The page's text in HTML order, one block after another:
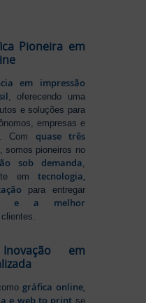
Pioneira em
em impressão
, oferecendo uma
e soluções para
empresas e
Comquase três
, somos pioneiros no
sob demanda
em tecnologia,
para entregar
e a melhor
em
gráfica online,
e web to printse